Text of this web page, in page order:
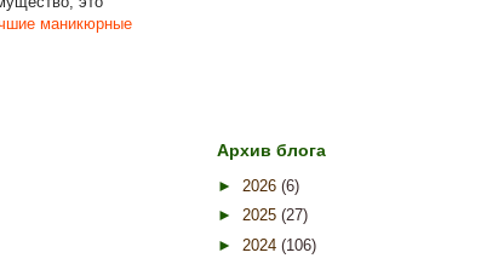
маникюрные
Архив блога
► 2026 (6)
► 2025 (27)
► 2024 (106)